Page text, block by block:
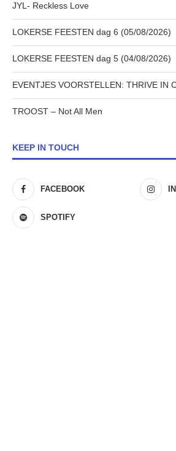
JYL- Reckless Love
LOKERSE FEESTEN dag 6 (05/08/2026)
LOKERSE FEESTEN dag 5 (04/08/2026)
EVENTJES VOORSTELLEN: THRIVE IN
TROOST – Not All Men
KEEP IN TOUCH
FACEBOOK
SPOTIFY